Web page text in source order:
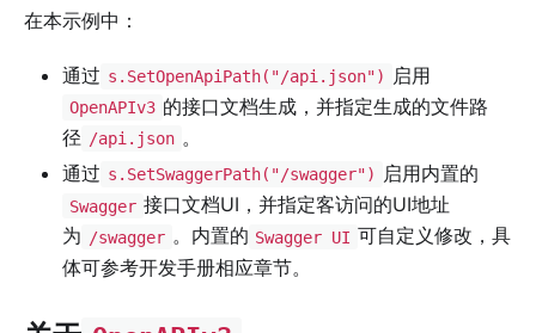
在本示例中：
通过 s.SetOpenApiPath("/api.json") 启用
OpenAPIv3 的接口文档生成，并指定生成的文件路
径 /api.json 。
通过 s.SetSwaggerPath("/swagger") 启用内置的
Swagger 接口文档UI，并指定客访问的UI地址
为 /swagger 。内置的 Swagger UI 可自定义修改，具
体可参考开发手册相应章节。